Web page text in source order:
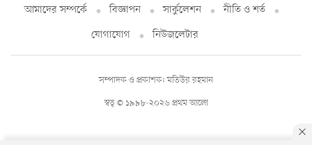
আমাদের সম্পর্কে বিজ্ঞাপন সার্কুলেশন
নীতি ও শর্ত
যোগাযোগ
নিউজলেটার
স্বত্ব © ১৯৯৮-২০২৬ প্রথম আলো
সম্পাদক ও প্রকাশক: মতিউর রহমান